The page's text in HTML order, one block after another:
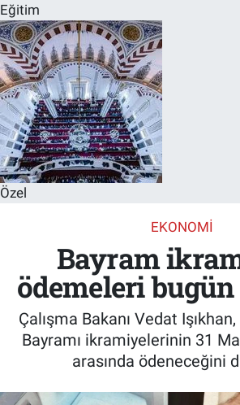
Eğitim
Özel
EKONOMI
Bayram
ödemeleri
Çalışma Bakanı Vedat
Bayramı ikramiyelerinin 31
arasında ödeneceğini